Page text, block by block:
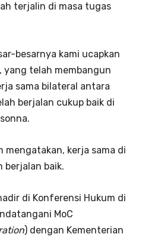
terjalin di masa tugas
besarnya kami ucapkan
yang telah membangun
sama bilateral antara
berjalan cukup baik di
mengatakan, kerja sama di
berjalan baik.
di Konferensi Hukum di
MoC
) dengan Kementerian